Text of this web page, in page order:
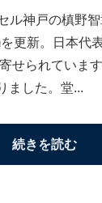
ル神戸の槙野
更新。日本代
せられていま
ました。堂...
続きを読む